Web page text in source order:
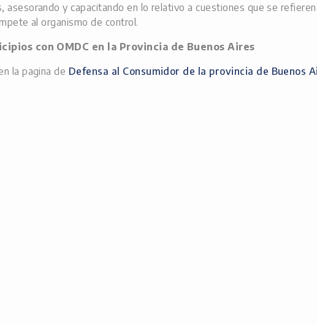
asesorando y capacitando en lo relativo a cuestiones que se
al organismo de control.
con OMDC en la Provincia de Buenos Aires
la pagina de Defensa al Consumidor de la provincia de Buenos